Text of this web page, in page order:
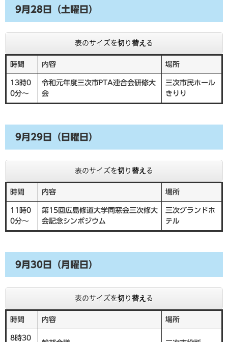
9月28日（土曜日）
表のサイズを切り替える
時間 内容 場所
13時0
0分～
令和元年度三次市PTA連合会研修大
会
三次市民ホール
きりり
9月29日（日曜日）
表のサイズを切り替える
時間 内容 場所
11時0
0分～
第15回広島修道大学同窓会三次修大
会記念シンポジウム
三次グランドホ
テル
9月30日（月曜日）
表のサイズを切り替える
時間 内容 場所
8時30